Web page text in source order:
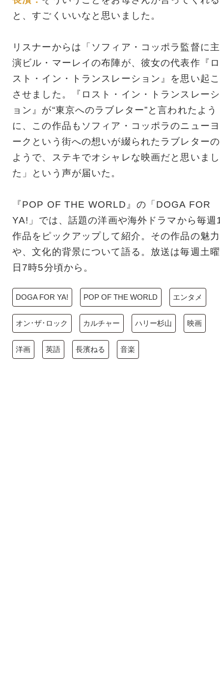
と、すごくいいなと思いました。
リスナーからは「ソフィア・コッポラ監督に主
演ビル・マーレイの布陣が、彼女の代表作『ロ
スト・イン・トランスレーション』を思い起こ
させました。『ロスト・イン・トランスレーシ
ョン』が“東京へのラブレター”と言われたよう
に、この作品もソフィア・コッポラのニューヨ
ークという街への想いが綴られたラブレターの
ようで、ステキでオシャレな映画だと思いまし
た」という声が届いた。
『POP OF THE WORLD』の「DOGA FOR
YA!」では、話題の洋画や海外ドラマから毎週
作品をピックアップして紹介。その作品の魅力
や、文化的背景について語る。放送は毎週土曜
日7時5分頃から。
DOGA FOR YA! POP OF THE WORLD エンタメ
オン･ザ･ロック カルチャー ハリー杉山 映画
洋画 英語 長濱ねる 音楽